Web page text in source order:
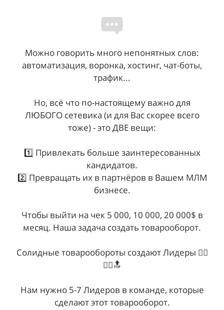
Можно говорить много непонятных слов:
автоматизация, воронка, хостинг, чат-боты,
трафик...
Но, всё что по-настоящему важно для
ЛЮБОГО сетевика (и для Вас скорее всего
тоже) - это ДВЕ вещи:
1️⃣ Привлекать больше заинтересованных
кандидатов.
2️⃣ Превращать их в партнёров в Вашем МЛМ
бизнесе.
Чтобы выйти на чек 5 000, 10 000, 20 000$ в
месяц. Наша задача создать товарооборот.
Солидные товарообороты создают Лидеры 🙋‍♂️
🙋‍♀️🔝
Нам нужно 5-7 Лидеров в команде, которые
сделают этот товарооборот.